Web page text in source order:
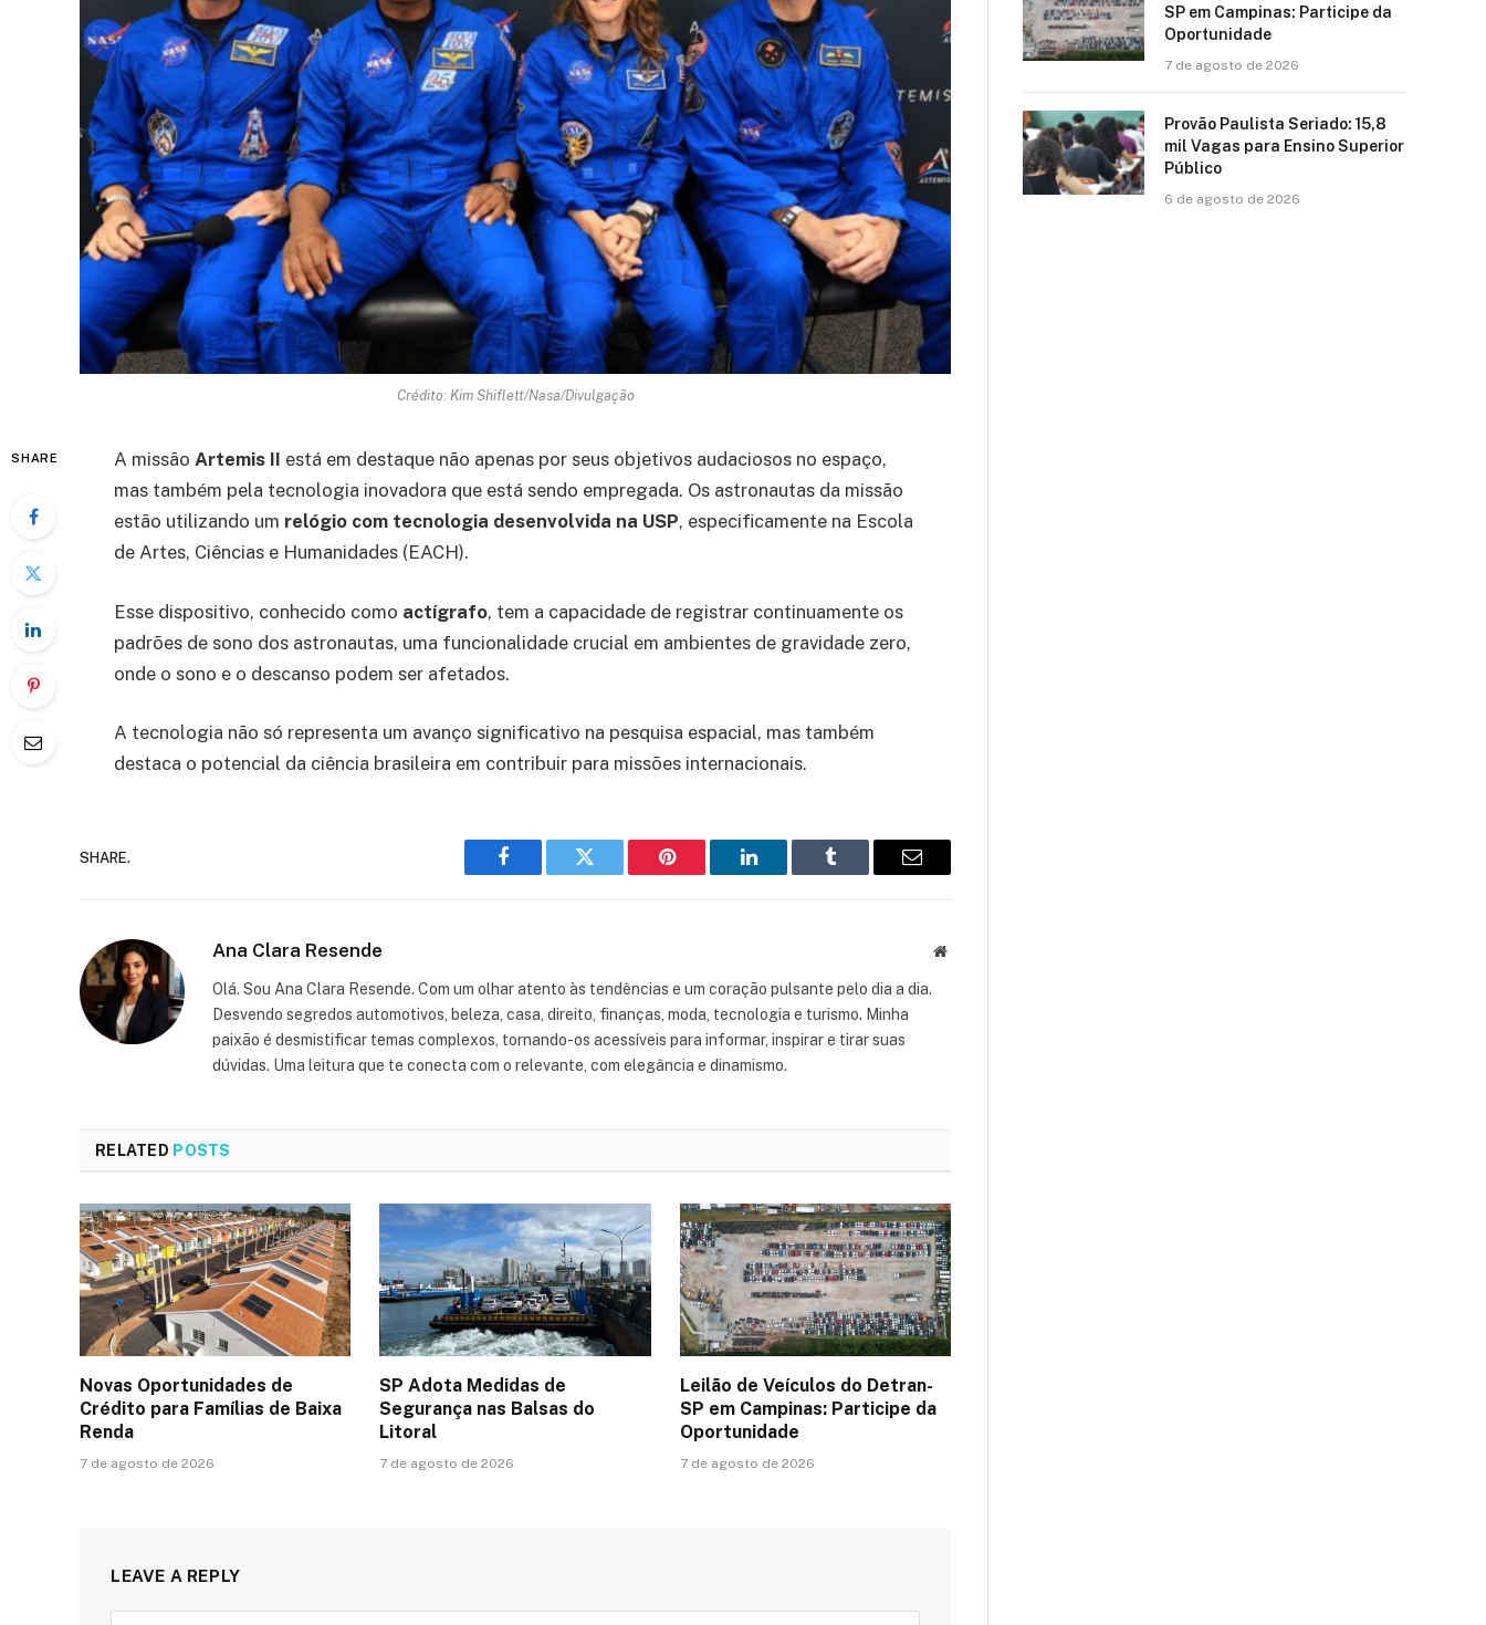
Crédito: Kim Shiflett/Nasa/Divulgação
SHARE A missão Artemis II está em destaque não apenas por seus objetivos audaciosos no espaço,
mas também pela tecnologia inovadora que está sendo empregada. Os astronautas da missão
estão utilizando um relógio com tecnologia desenvolvida na USP, especificamente na Escola
de Artes, Ciências e Humanidades (EACH).
Esse dispositivo, conhecido como actígrafo, tem a capacidade de registrar continuamente os
padrões de sono dos astronautas, uma funcionalidade crucial em ambientes de gravidade zero,
onde o sono e o descanso podem ser afetados.
A tecnologia não só representa um avanço significativo na pesquisa espacial, mas também
destaca o potencial da ciência brasileira em contribuir para missões internacionais.
SHARE.
Facebook Twitter Pinterest LinkedIn Tumblr Email
Ana Clara Resende Website
Olá. Sou Ana Clara Resende. Com um olhar atento às tendências e um coração pulsante pelo dia a dia.
Desvendo segredos automotivos, beleza, casa, direito, finanças, moda, tecnologia e turismo. Minha
paixão é desmistificar temas complexos, tornando-os acessíveis para informar, inspirar e tirar suas
dúvidas. Uma leitura que te conecta com o relevante, com elegância e dinamismo.
RELATED POSTS
Novas Oportunidades de
Crédito para Famílias de Baixa
Renda
7 de agosto de 2026
SP Adota Medidas de
Segurança nas Balsas do
Litoral
7 de agosto de 2026
Leilão de Veículos do Detran-
SP em Campinas: Participe da
Oportunidade
7 de agosto de 2026
LEAVE A REPLY
SP em Campinas: Participe da
Oportunidade
7 de agosto de 2026
Provão Paulista Seriado: 15,8
mil Vagas para Ensino Superior
Público
6 de agosto de 2026